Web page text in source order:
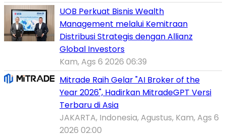
UOB Perkuat Bisnis Wealth
Management melalui Kemitraan
Distribusi Strategis dengan Allianz
Global Investors
Kam, Ags 6 2026 06:39
Mitrade Raih Gelar "AI Broker of the
Year 2026", Hadirkan MitradeGPT Versi
Terbaru di Asia
JAKARTA, Indonesia, Agustus, Kam, Ags 6
2026 02:00